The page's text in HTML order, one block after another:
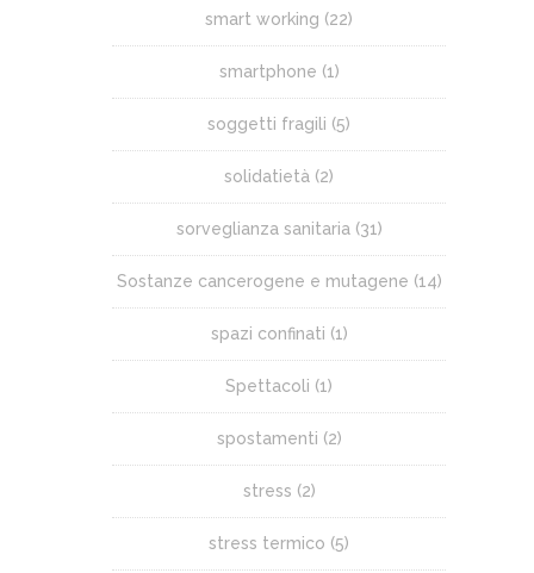
smart working (22)
smartphone (1)
soggetti fragili (5)
solidatietà (2)
sorveglianza sanitaria(31)
Sostanze cancerogene e mutagene (14)
spazi confinati (1)
Spettacoli (1)
spostamenti (2)
stress (2)
stress termico (5)